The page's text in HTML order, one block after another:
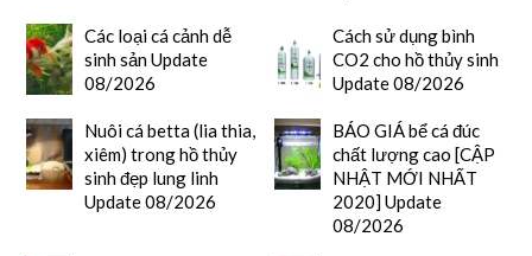
Các loại cá cảnh dễ
sinh sản Update
08/2026
Cách sử dụng bình
CO2 cho hồ thủy sinh
Update 08/2026
Nuôi cá betta (lia thia,
xiêm) trong hồ thủy
sinh đẹp lung linh
Update 08/2026
BÁO GIÁ bể cá đúc
chất lượng cao [CẬP
NHẬT MỚI NHẤT
2020] Update
08/2026